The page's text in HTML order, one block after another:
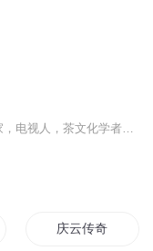
庆云传奇